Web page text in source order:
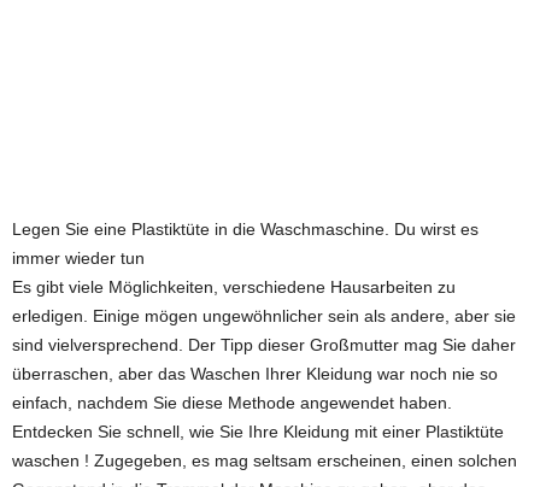
Legen Sie eine Plastiktüte in die Waschmaschine. Du wirst es
immer wieder tun
Es gibt viele Möglichkeiten, verschiedene Hausarbeiten zu
erledigen. Einige mögen ungewöhnlicher sein als andere, aber sie
sind vielversprechend. Der Tipp dieser Großmutter mag Sie daher
überraschen, aber das Waschen Ihrer Kleidung war noch nie so
einfach, nachdem Sie diese Methode angewendet haben.
Entdecken Sie schnell, wie Sie Ihre Kleidung mit einer Plastiktüte
waschen ! Zugegeben, es mag seltsam erscheinen, einen solchen